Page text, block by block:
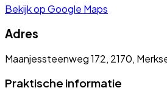
Bekijk op Google Maps
Adres
Maanjessteenweg 172, 2170,
Praktische informatie